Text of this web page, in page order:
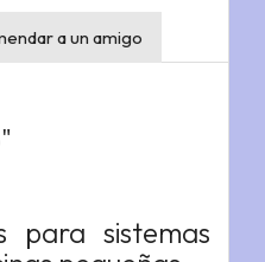
a un amigo
para sistemas